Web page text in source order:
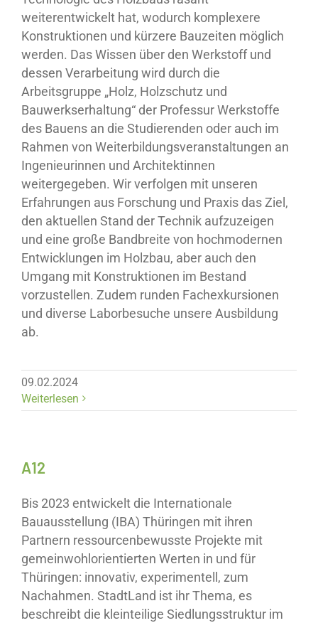
weiterentwickelt hat, wodurch komplexere
Konstruktionen und kürzere Bauzeiten möglich
werden. Das Wissen über den Werkstoff und
dessen Verarbeitung wird durch die
Arbeitsgruppe „Holz, Holzschutz und
Bauwerkserhaltung“ der Professur Werkstoffe
des Bauens an die Studierenden oder auch im
Rahmen von Weiterbildungsveranstaltungen an
Ingenieurinnen und Architektinnen
weitergegeben. Wir verfolgen mit unseren
Erfahrungen aus Forschung und Praxis das Ziel,
den aktuellen Stand der Technik aufzuzeigen
und eine große Bandbreite von hochmodernen
Entwicklungen im Holzbau, aber auch den
Umgang mit Konstruktionen im Bestand
vorzustellen. Zudem runden Fachexkursionen
und diverse Laborbesuche unsere Ausbildung
ab.
09.02.2024
Weiterlesen
A12
Bis 2023 entwickelt die Internationale
Bauausstellung (IBA) Thüringen mit ihren
Partnern ressourcenbewusste Projekte mit
gemeinwohlorientierten Werten in und für
Thüringen: innovativ, experimentell, zum
Nachahmen. StadtLand ist ihr Thema, es
beschreibt die kleinteilige Siedlungsstruktur im